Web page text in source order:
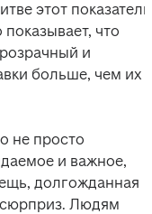
этот показатель
что
и
больше, чем их
не просто
и важное,
долгожданная
Людям